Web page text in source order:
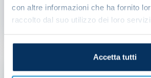
con altre informazioni che ha fornito
raccolto dal suo utilizzo dei loro
Accetta tutti
NEWS | 10/12/2024